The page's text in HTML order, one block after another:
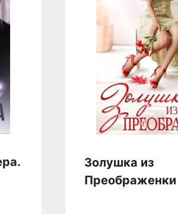
Золушка из
Преображенки